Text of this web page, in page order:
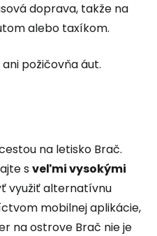
doprava, takže na
alebo taxíkom.
požičovňa áut.
na letisko Brač.
sveľmi vysokými
využiť alternatívnu
mobilnej aplikácie,
na ostrove Brač nie je